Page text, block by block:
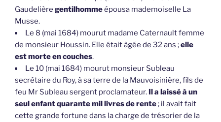
Gaudelière gentilhommeépousa mademoiselle La
Musse.
Le 8 (mai 1684) mourut madame Caternault femme
de monsieur Houssin. Elle était âgée de 32 ans ;elle
est morte en couches.
Le 10 (mai 1684) mourut monsieur Subleau
secrétaire du Roy, à sa terre de la Mauvoisinière, fils de
feu Mr Subleau sergent proclamateur. Il a laissé à un
seul enfant quarante mil livres de rente; il avait fait
cette grande fortune dans la charge de trésorier de la